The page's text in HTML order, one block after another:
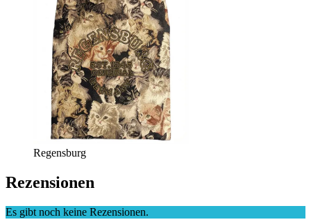
Regensburg
Rezensionen
Es gibt noch keine Rezensionen.